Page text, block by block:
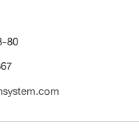
80